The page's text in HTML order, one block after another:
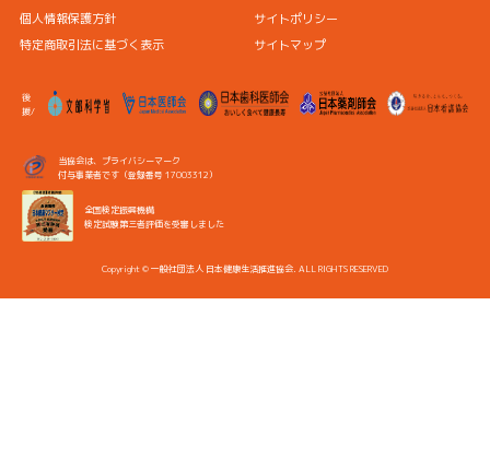
個人情報保護方針
サイトポリシー
特定商取引法に基づく表示
サイトマップ
後
援/
当協会は、プライバシーマーク
付与事業者です（登録番号 17003312）
全国検定振興機構
検定試験第三者評価を受審しました
Copyright © 一般社団法人 日本健康生活推進協会. ALL RIGHTS RESERVED